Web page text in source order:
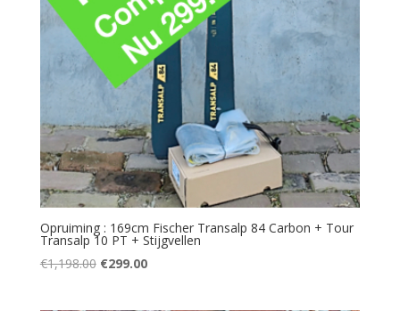
Opruiming : 169cm Fischer Transalp 84 Carbon + Tour
Transalp 10 PT + Stijgvellen
€1,198.00 Oorspronkelijke
€299.00Huidige